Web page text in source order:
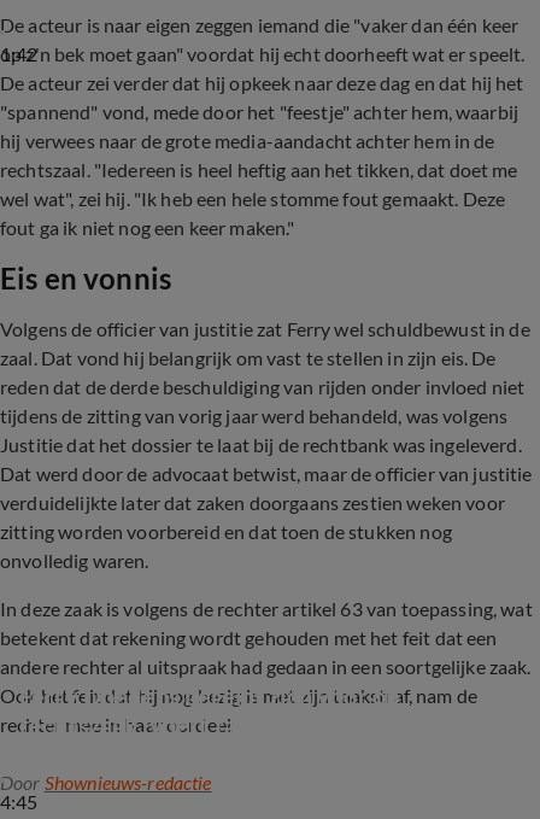
1:42
De acteur is naar eigen zeggen iemand die "vaker dan één keer
op z'n bek moet gaan" voordat hij echt doorheeft wat er speelt.
De acteur zei verder dat hij opkeek naar deze dag en dat hij het
"spannend" vond, mede door het "feestje" achter hem, waarbij
hij verwees naar de grote media-aandacht achter hem in de
rechtszaal. "Iedereen is heel heftig aan het tikken, dat doet me
wel wat", zei hij. "Ik heb een hele stomme fout gemaakt. Deze
fout ga ik niet nog een keer maken."
Eis en vonnis
Volgens de officier van justitie zat Ferry wel schuldbewust in de
zaal. Dat vond hij belangrijk om vast te stellen in zijn eis. De
reden dat de derde beschuldiging van rijden onder invloed niet
tijdens de zitting van vorig jaar werd behandeld, was volgens
Justitie dat het dossier te laat bij de rechtbank was ingeleverd.
Dat werd door de advocaat betwist, maar de officier van justitie
verduidelijkte later dat zaken doorgaans zestien weken voor
zitting worden voorbereid en dat toen de stukken nog
onvolledig waren.
In deze zaak is volgens de rechter artikel 63 van toepassing, wat
betekent dat rekening wordt gehouden met het feit dat een
andere rechter al uitspraak had gedaan in een soortgelijke zaak.
Ook het feit dat hij nog bezig is met zijn taakstraf, nam de
rechter mee in haar oordeel.
4:45
Ferry Doedens bereidt zich voor op
rechtszaak, voert taakstraf al uit
Door Shownieuws-redactie